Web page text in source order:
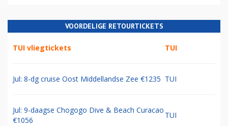
VOORDELIGE RETOURTICKETS
TUI vliegtickets TUI
Jul: 8-dg cruise Oost Middellandse Zee €1235 TUI
Jul: 9-daagse Chogogo Dive & Beach Curacao
€1056
TUI